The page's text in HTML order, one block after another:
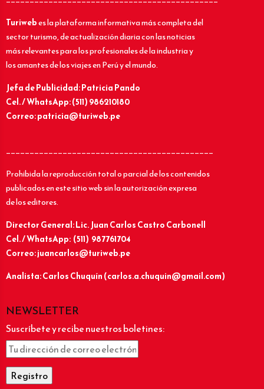
Turiwebes la plataforma informativa más completa del
sector turismo, de actualización diaria con las noticias
más relevantes para los profesionales de la industria y
los amantes de los viajes en Perú y el mundo.
Jefa de Publicidad: Patricia Pando
Cel. / WhatsApp: (511) 986210180
Correo: patricia@turiweb.pe
____________________________________________
Prohibida la reproducción total o parcial de los contenidos
publicados en este sitio web sin la autorización expresa
de los editores.
Director General: Lic.Juan Carlos Castro Carbonell
Cel. / WhatsApp: (511) 987761704
Correo: juancarlos@turiweb.pe
Analista: Carlos Chuquín (carlos.a.chuquin@gmail.com)
NEWSLETTER
Suscríbete y recibe nuestros boletines: